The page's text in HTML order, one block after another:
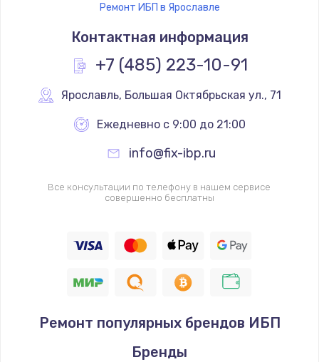
Ремонт ИБП в Ярославле
Контактная информация
+7 (485) 223-10-91
Ярославль, Большая Октябрьская ул., 71
Ежедневно с 9:00 до 21:00
info@fix-ibp.ru
Все консультации по телефону в нашем сервисе
совершенно бесплатны
Ремонт популярных брендов ИБП
Бренды